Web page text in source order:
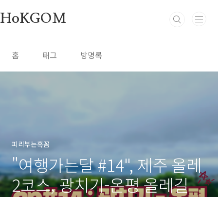
HoKGOM
홈 태그 방명록
피리부는혹꼼
"여행가는달 #14", 제주 올레
2코스, 광치기-온평 올레길